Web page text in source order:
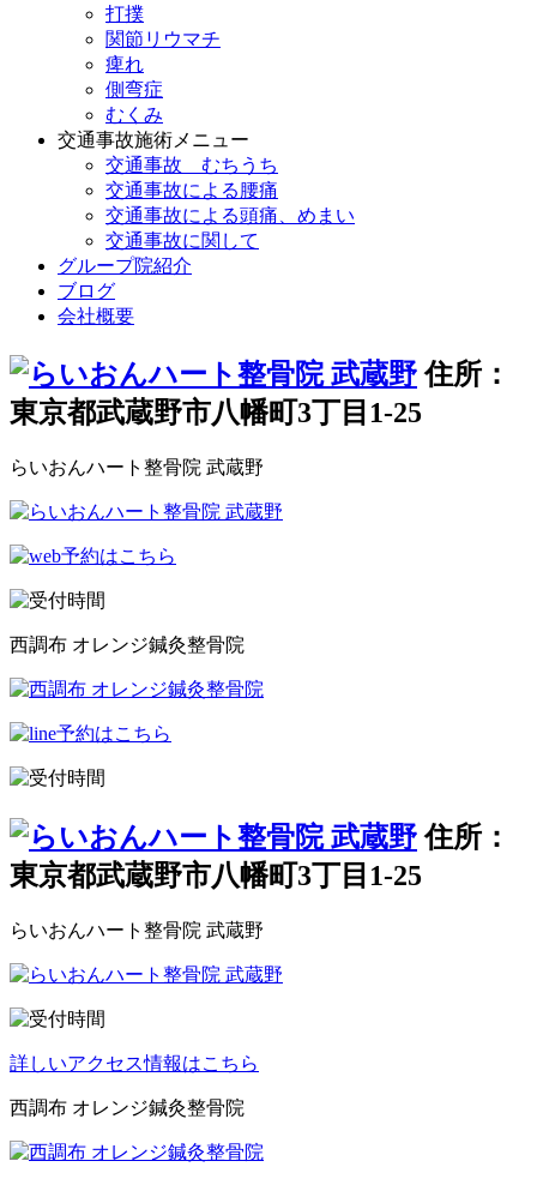
打撲
関節リウマチ
痺れ
側弯症
むくみ
交通事故施術メニュー
交通事故 むちうち
交通事故による腰痛
交通事故による頭痛、めまい
交通事故に関して
グループ院紹介
ブログ
会社概要
住所：
東京都武蔵野市八幡町3丁目1-25
らいおんハート整骨院 武蔵野
西調布 オレンジ鍼灸整骨院
住所：
東京都武蔵野市八幡町3丁目1-25
らいおんハート整骨院 武蔵野
詳しいアクセス情報はこちら
西調布 オレンジ鍼灸整骨院